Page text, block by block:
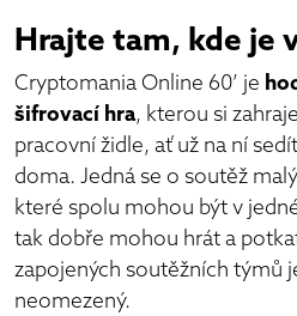
Hrajte tam, kde je
Cryptomania Online 60’ je
šifrovací hra, kterou si
pracovní židle, ať už na ní
doma. Jedná se o soutěž
které spolu mohou být v
tak dobře mohou hrát a
zapojených soutěžních týmů
neomezený.